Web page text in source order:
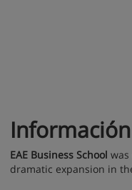
Información
EAE Business School
dramatic expansion in